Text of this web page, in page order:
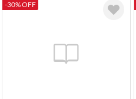
-30% OFF